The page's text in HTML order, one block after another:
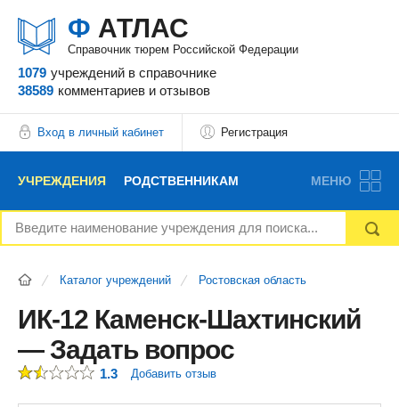
Ф АТЛАС
Справочник тюрем Российской Федерации
1079 учреждений в справочнике
38589 комментариев и отзывов
Вход в личный кабинет Регистрация
УЧРЕЖДЕНИЯ РОДСТВЕННИКАМ
НОВОСТИ БЛОГ АДВОКАТЫ
РЕКЛАМОДАТЕЛЯМ
МЕНЮ
Каталог учреждений Ростовская область
ИК-12 Каменск-Шахтинский
— Задать вопрос
1.3 Добавить отзыв